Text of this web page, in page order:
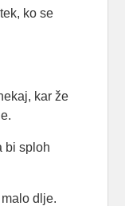
ko se
kar že
bi sploh
dlje.